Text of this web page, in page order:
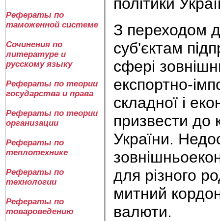
Рефераты по
таможенной системе
Сочинения по
литературе и
русскому языку
Рефераты по теории
государства и права
Рефераты по теории
организации
Рефераты по
теплотехнике
Рефераты по
технологии
Рефераты по
товароведению
З переходом
суб'єктам
сфері
експортно-
складної і
призвести до
України.
для різного
митний
валюти.